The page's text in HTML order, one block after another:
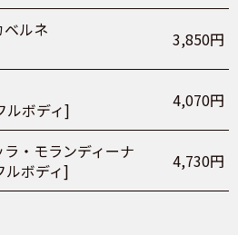
ルネ
3,850円
ルボディ]
4,070円
・モランディーナ
ルボディ]
4,730円